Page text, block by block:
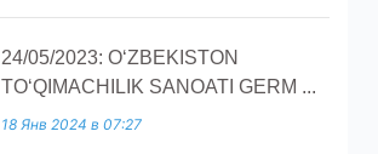
24/05/2023: O‘ZBEKISTON
TO‘QIMACHILIK SANOATI GERM ...
18 Янв 2024 в 07:27